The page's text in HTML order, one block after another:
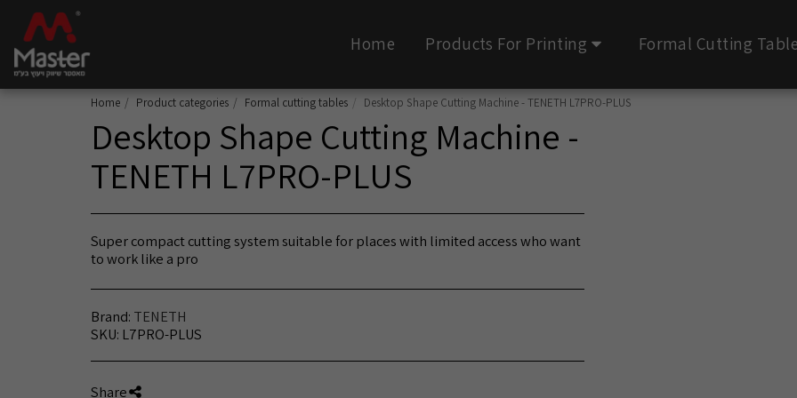
Home Products For Printing Formal Cutting
Home Product categories Formal cutting tables Desktop Shape Cutting Machine - TENETH L7PRO-PLUS
Desktop Shape Cutting Machine -
TENETH L7PRO-PLUS
Super compact cutting system suitable for places with limited access who want
to work like a pro
Brand: TENETH
SKU: L7PRO-PLUS
Share